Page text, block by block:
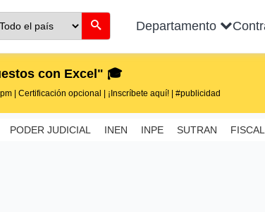
Departamento
con Excel" 🎓
| Certificación opcional | ¡Inscríbete aquí! | #publicidad
PODER JUDICIAL INEN INPE SUTRAN